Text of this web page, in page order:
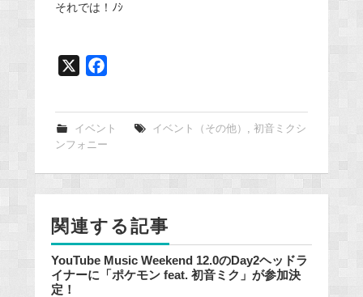
それでは！ﾉｼ
e
b
o
o
イベント イベント（その他） , 初音ミクシ
ンフォニー
関連する記事
YouTube Music Weekend 12.0のDay2ヘッドラ
イナーに「ポケモン feat. 初音ミク」が参加決
定！